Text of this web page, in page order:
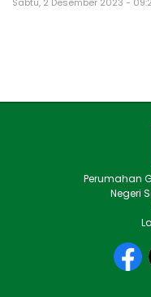
Sabtu, 2 Desember 2023 -
Perumahan
Negeri